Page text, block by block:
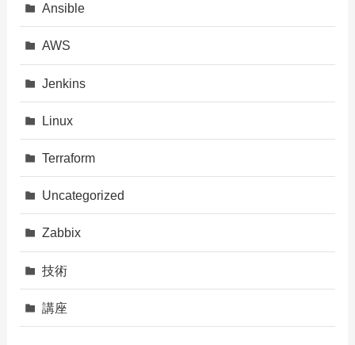
Ansible
AWS
Jenkins
Linux
Terraform
Uncategorized
Zabbix
技術
講座